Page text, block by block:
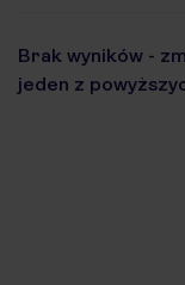
Brak wyników -
jeden z